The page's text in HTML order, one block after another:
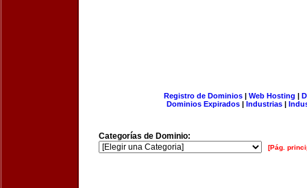
Registro de Dominios| Web Hosting |
Dominios Expirados | Industrias |
Categorías de Dominio:
[Pág.